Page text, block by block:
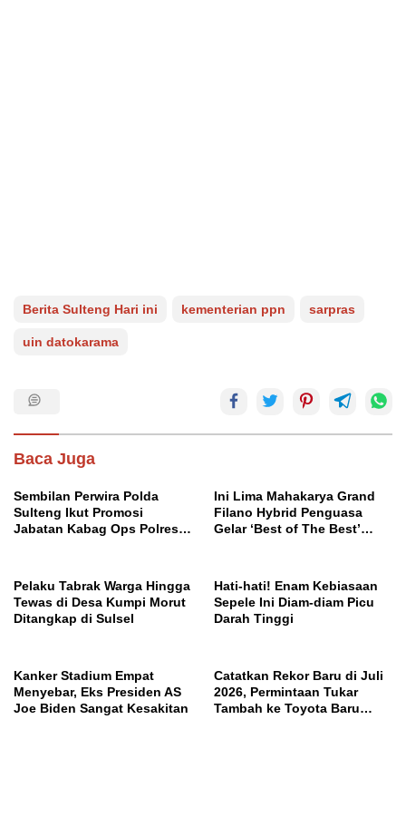
Berita Sulteng Hari ini kementerian ppn sarpras
uin datokarama
Baca Juga
Sembilan Perwira Polda
Sulteng Ikut Promosi
Jabatan Kabag Ops Polres
Ini Lima Mahakarya Grand
Filano Hybrid Penguasa
Gelar ‘Best of The Best’
Pelaku Tabrak Warga Hingga
Tewas di Desa Kumpi Morut
Ditangkap di Sulsel
Hati-hati! Enam Kebiasaan
Sepele Ini Diam-diam Picu
Darah Tinggi
Kanker Stadium Empat
Menyebar, Eks Presiden AS
Joe Biden Sangat Kesakitan
Catatkan Rekor Baru di Juli
2026, Permintaan Tukar
Tambah ke Toyota Baru